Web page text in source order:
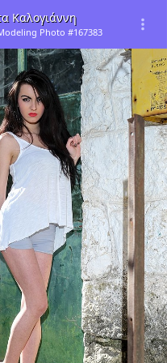
Καλογιάννη
Photo #167383